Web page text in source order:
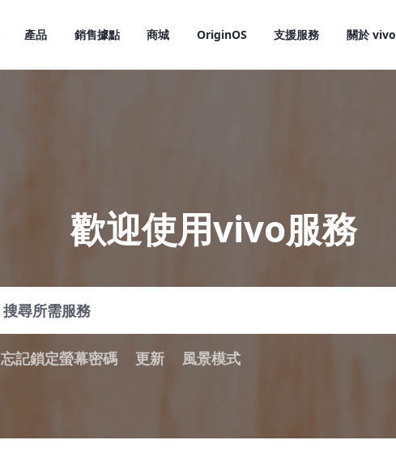
產品 銷售據點 商城 OriginOS 支援服務 關於 vivo
歡迎使用vivo服務
忘記鎖定螢幕密碼 更新 風景模式